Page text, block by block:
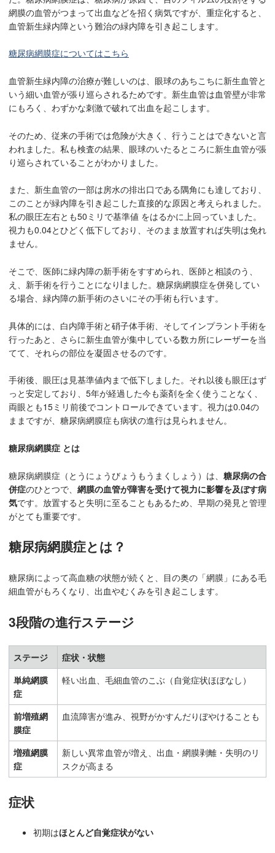
網膜の血管がつまって出血などを招く病気ですが、重症化すると、
血管新生緑内障という難治の緑内障を引き起こします。
糖尿病網膜症についてはこちら
血管新生緑内障の治療が難しいのは、眼球のあちこちに新生血管と
いう細い血管が張り巡らされるためです。新生血管は血管壁が非常
にもろく、わずかな刺激で破れて出血を起こします。
そのため、従来の手術では危険が大きく、行うことはできないと言
われました。私も検査の結果、眼球のいたるところに新生血管が張
り巡らされていることがわかりました。
また、新生血管の一部は房水の排出口である隅角にも達しており、
このことが緑内障を引き起こした直接的な原因と考えられました。
私の眼圧左右とも50ミリで基準値 をはるかに上回っていました。
視力も0.04とひどく低下しており、そのまま放置すれば失明は免れ
ません。
そこで、医師に緑内障の新手術をすすめられ、医師と相談のう、
え、新手術を行うことになりlました。糖尿病網膜症を併発してい
る場合、緑内障の新手術のさいにその手術も行います。
具体的には、白内障手術と硝子体手術、そしてインプラント手術を
行ったあと、さらに新生血管が集中している数カ所にレーザーを当
てて、それらの部位を凝固させるのです。
手術後、眼圧は見基準値内まで低下しました。それ以後も眼圧はず
っと安定しており、5年が経過した今も薬剤を全く使うことなく、
両眼とも15ミリ前後でコントロールできています。視力は0.04の
ままですが、糖尿病網膜症も病状の進行は見られません。
糖尿病網膜症 とは
糖尿病網膜症（とうにょうびょうもうまくしょう）は、 糖尿病の合
併症のひとつで、 網膜の血管が障害を受けて視力に影響を及ぼす病
気です。放置すると失明に至ることもあるため、早期の発見と管理
がとても重要です。
糖尿病網膜症とは？
糖尿病によって高血糖の状態が続くと、目の奥の「網膜」にある毛
細血管がもろくなり、出血やむくみを引き起こします。
3段階の進行ステージ
ステージ
症状・状態
単純網膜
症
軽い出血、毛細血管のこぶ（自覚症状ほぼなし）
前増殖網
膜症
血流障害が進み、視野がかすんだりぼやけることも
増殖網膜
症
新しい異常血管が増え、出血・網膜剥離・失明のリ
スクが高まる
症状
初期はほとんど自覚症状がない